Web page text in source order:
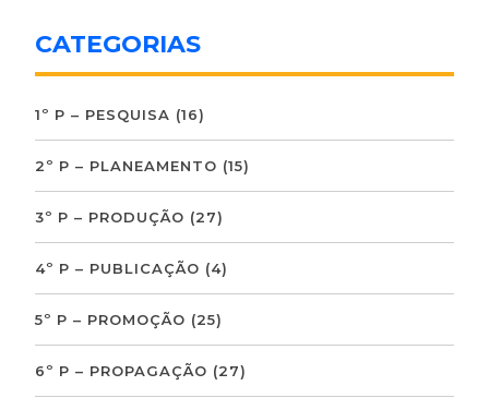
CATEGORIAS
1º P – PESQUISA (16)
2º P – PLANEAMENTO (15)
3º P – PRODUÇÃO (27)
4º P – PUBLICAÇÃO (4)
5º P – PROMOÇÃO (25)
6º P – PROPAGAÇÃO (27)